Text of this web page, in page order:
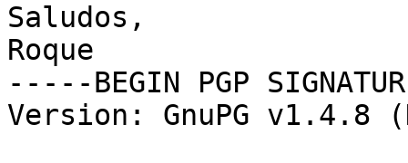
Saludos,
Roque
-----BEGIN PGP
Version: GnuPG v1.4.8